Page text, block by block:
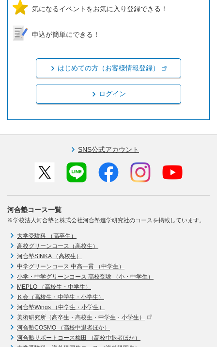
気になるイベントをお気に入り登録できる！
申込が簡単にできる！
はじめての方（お客様情報登録）
ログイン
SNS公式アカウント
河合塾コース一覧
※学校法人河合塾と株式会社河合塾進学研究社のコースを掲載しています。
大学受験科 （高卒生）
高校グリーンコース（高校生）
河合塾SINKA （高校生）
中学グリーンコース 中高一貫 （中学生）
小学・中学グリーンコース 高校受験 （小・中学生）
MEPLO （高校生・中学生）
Ｋ会（高校生・中学生・小学生）
河合塾Wings （中学生・小学生）
美術研究所（高卒生・高校生・中学生・小学生）
河合塾COSMO （高校中退者ほか）
河合塾サポートコース梅田 （高校中退者ほか）